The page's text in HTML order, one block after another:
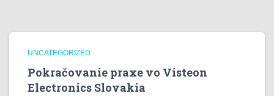
UNCATEGORIZED
Pokračovanie praxe vo Visteon
Electronics Slovakia